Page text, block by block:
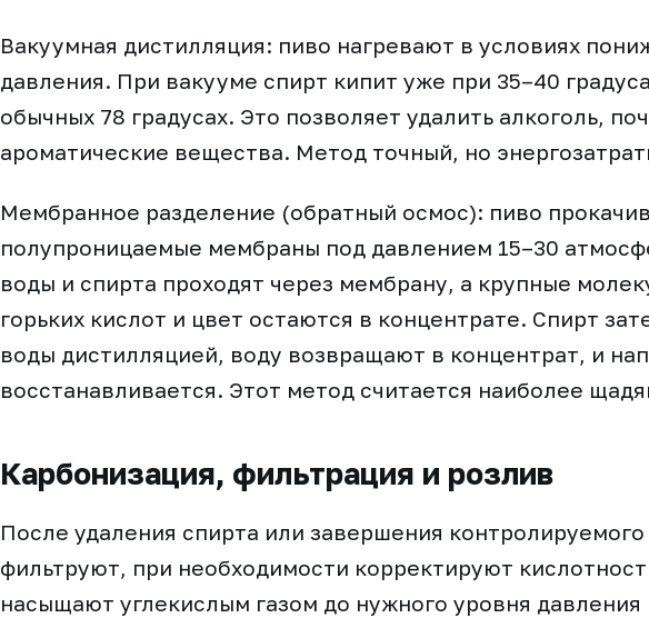
Вакуумная дистилляция: пиво нагревают в условиях
давления. При вакууме спирт кипит уже при 35–40
обычных 78 градусах. Это позволяет удалить алкоголь,
ароматические вещества. Метод точный, но
Мембранное разделение (обратный осмос): пиво
полупроницаемые мембраны под давлением 15–30
воды и спирта проходят через мембрану, а крупные
горьких кислот и цвет остаются в концентрате. Спирт
воды дистилляцией, воду возвращают в концентрат, и
восстанавливается. Этот метод считается наиболее
Карбонизация, фильтрация и розлив
После удаления спирта или завершения
фильтруют, при необходимости корректируют
насыщают углекислым газом до нужного уровня давления